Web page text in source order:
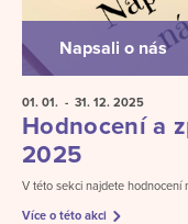
Napsali o nás
01. 01. - 31. 12. 2025
Hodnocení a
2025
V této sekci najdete hodnocení
Více o této akci